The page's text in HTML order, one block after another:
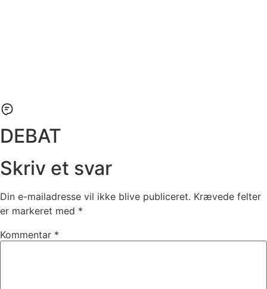
DEBAT
Skriv et svar
Din e-mailadresse vil ikke blive publiceret. Krævede felter
er markeret med *
Kommentar *